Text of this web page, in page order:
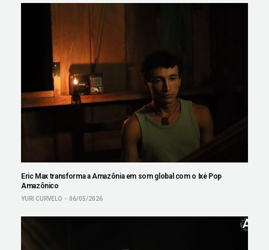
Eric Max transforma a Amazônia em som global com o Ixé Pop
Amazônico
YURI CURVELO 06/05/2026